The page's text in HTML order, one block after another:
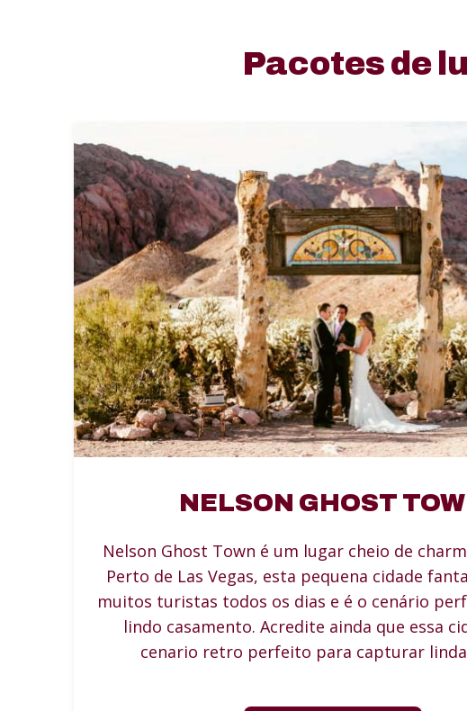
Pacotes de
NELSON GHOST
Nelson Ghost Town é um lugar cheio de
Perto de Las Vegas, esta pequena cidade
muitos turistas todos os dias e é o cenário
lindo casamento. Acredite ainda que essa
cenario retro perfeito para capturar